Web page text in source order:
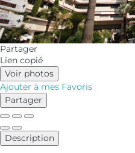
Partager
Lien copié
Voir photos
Ajouter à mes Favoris
Partager
Description